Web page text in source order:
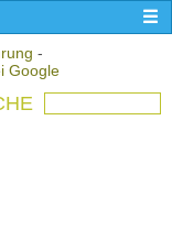
-
Google